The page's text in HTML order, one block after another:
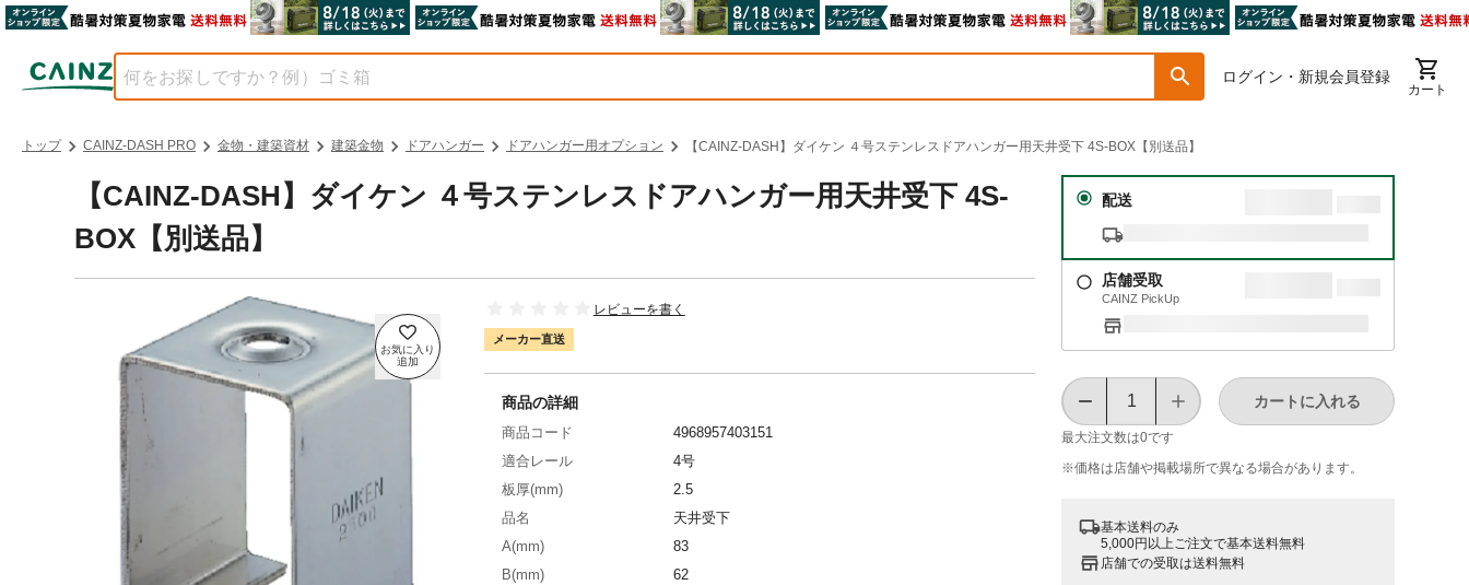
ログイン・新規会員登録
カート
トップ CAINZ-DASH PRO 金物・建築資材 建築金物 ドアハンガー ドアハンガー用オプション 【CAINZ-DASH】ダイケン ４号ステンレスドアハンガー用天井受下 4S-BOX【別送品】
【CAINZ-DASH】ダイケン ４号ステンレスドアハンガー用天井受下 4S-
BOX【別送品】
レビューを書く
メーカー直送
配送
店舗受取
CAINZ PickUp
最大注文数は0です
カートに入れる
※価格は​店舗や​掲載場所で​異なる​場合が​あります。
基本送料のみ
5,000円以上ご注文で基本送料無料
店舗での受取は送料無料
商品の詳細
商品コード
4968957403151
適合レール
4号
板厚(mm)
2.5
品名
天井受下
A(mm)
83
B(mm)
62